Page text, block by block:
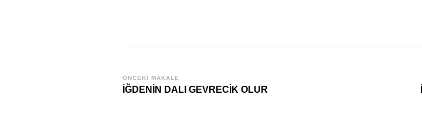
Yazı
dolaşımı
ÖNCEKI MAKALE
İĞDENİN DALI GEVRECİK OLUR